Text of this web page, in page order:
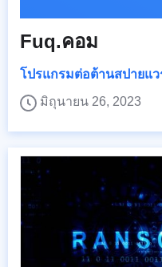
Fuq.คอม
โปรแกรมต่อต้านสปายแว
มิถุนายน 26, 2023